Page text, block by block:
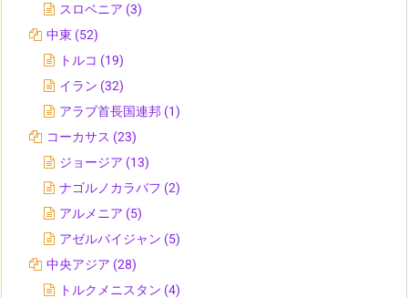
スロベニア (3)
中東 (52)
トルコ (19)
イラン (32)
アラブ首長国連邦 (1)
コーカサス (23)
ジョージア (13)
ナゴルノカラバフ (2)
アルメニア (5)
アゼルバイジャン (5)
中央アジア (28)
トルクメニスタン (4)